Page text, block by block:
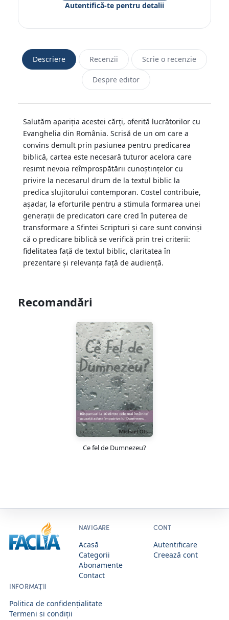
Autentifică-te pentru detalii
Descriere Recenzii Scrie o recenzie
Despre editor
Salutăm apariția acestei cărți, oferită lucrătorilor cu
Evanghelia din România. Scrisă de un om care a
convins demult prin pasiunea pentru predicarea
biblică, cartea este necesară tuturor acelora care
resimt nevoia reîmprospătării cunoștințelor cu
privire la necesarul drum de la textul biblic la
predica slujitorului contemporan. Costel contribuie,
așadar, la eforturile pentru a stimula formarea unei
generații de predicatori care cred în puterea de
transformare a Sfintei Scripturi și care sunt convinși
că o predicare biblică se verifică prin trei criterii:
fidelitatea față de textul biblic, claritatea în
prezentare și relevanța față de audiență.
Recomandări
Ce fel de Dumnezeu?
NAVIGARE
Acasă
Categorii
Abonamente
Contact
CONT
Autentificare
Creează cont
INFORMAȚII
Politica de confidențialitate
Termeni si condiții